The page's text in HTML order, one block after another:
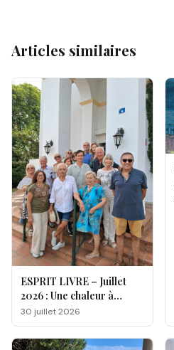
Articles similaires
ESPRIT LIVRE – Juillet
2026 : Une chaleur à
double facette
30 juillet 2026